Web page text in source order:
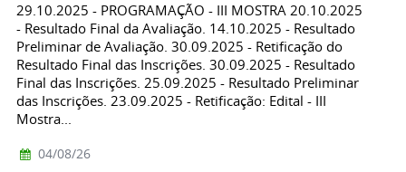
29.10.2025 - PROGRAMAÇÃO - III MOSTRA 20.10.2025
- Resultado Final da Avaliação. 14.10.2025 - Resultado
Preliminar de Avaliação. 30.09.2025 - Retificação do
Resultado Final das Inscrições. 30.09.2025 - Resultado
Final das Inscrições. 25.09.2025 - Resultado Preliminar
das Inscrições. 23.09.2025 - Retificação: Edital - III
Mostra...
04/08/26